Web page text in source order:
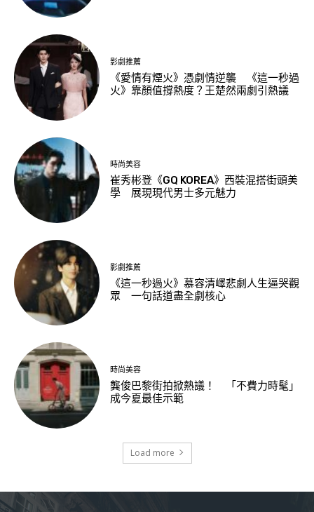
影劇推薦
《愛情有煙火》憑劇情逆襲 《這一秒過
火》靠顏值撐熱度？王楚然兩劇引熱議
時尚美容
崔秀彬登《GQ KOREA》西裝混搭街頭美
學 展現現代男士多元魅力
影劇推薦
《這一秒過火》慕容清嶧悲劇人生逼哭觀
眾 一句話道盡全劇核心
時尚美容
龔俊巴黎街拍掀熱議！ 「不費力時髦」
成今夏最佳示範
Load more